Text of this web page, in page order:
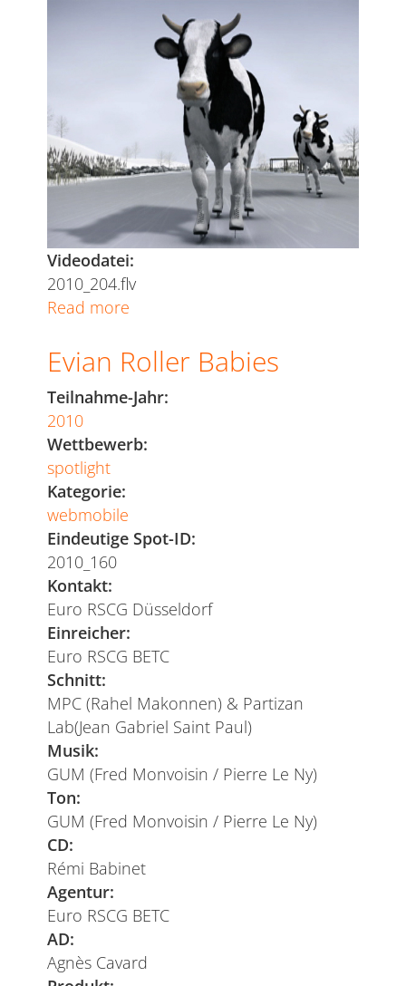
Videodatei:
2010_204.flv
Read more
vom
Eis:
Wenn
mal
Evian Roller Babies
Teilnahme-Jahr:
2010
Wettbewerb:
spotlight
Kategorie:
webmobile
Eindeutige Spot-ID:
2010_160
Kontakt:
Euro RSCG Düsseldorf
Einreicher:
Euro RSCG BETC
Schnitt:
MPC (Rahel Makonnen) & Partizan
Lab(Jean Gabriel Saint Paul)
Musik:
GUM (Fred Monvoisin / Pierre Le Ny)
Ton:
GUM (Fred Monvoisin / Pierre Le Ny)
CD:
Rémi Babinet
Agentur:
Euro RSCG BETC
AD:
Agnès Cavard